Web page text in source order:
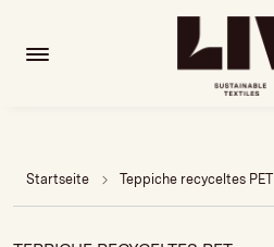
Startseite Teppiche recyceltes PET